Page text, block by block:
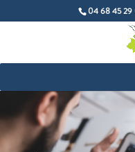
04 68 45